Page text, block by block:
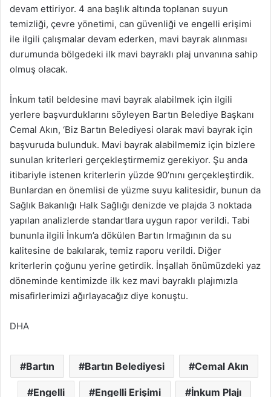
devam ettiriyor. 4 ana başlık altında toplanan suyun
temizliği, çevre yönetimi, can güvenliği ve engelli erişimi
ile ilgili çalışmalar devam ederken, mavi bayrak alınması
durumunda bölgedeki ilk mavi bayraklı plaj unvanına sahip
olmuş olacak.
İnkum tatil beldesine mavi bayrak alabilmek için ilgili
yerlere başvurduklarını söyleyen Bartın Belediye Başkanı
Cemal Akın, ‘Biz Bartın Belediyesi olarak mavi bayrak için
başvuruda bulunduk. Mavi bayrak alabilmemiz için bizlere
sunulan kriterleri gerçekleştirmemiz gerekiyor. Şu anda
itibariyle istenen kriterlerin yüzde 90’nını gerçekleştirdik.
Bunlardan en önemlisi de yüzme suyu kalitesidir, bunun da
Sağlık Bakanlığı Halk Sağlığı denizde ve plajda 3 noktada
yapılan analizlerde standartlara uygun rapor verildi. Tabi
bununla ilgili İnkum’a dökülen Bartın Irmağının da su
kalitesine de bakılarak, temiz raporu verildi. Diğer
kriterlerin çoğunu yerine getirdik. İnşallah önümüzdeki yaz
döneminde kentimizde ilk kez mavi bayraklı plajımızla
misafirlerimizi ağırlayacağız diye konuştu.
DHA
Bartın Bartın Belediyesi Cemal Akın
Engelli Engelli Erişimi İnkum Plajı